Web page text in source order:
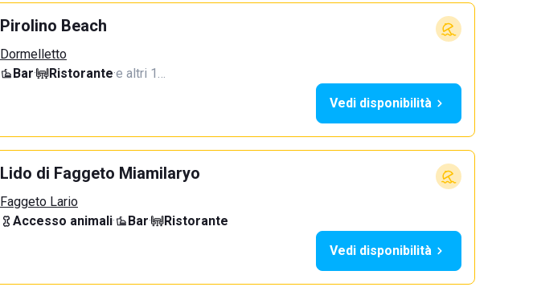
Pirolino Beach
Dormelletto
Bar· Ristorante·e altri 1…
Vedi disponibilità
Lido di Faggeto Miamilaryo
Faggeto Lario
Accesso animali· Bar·
Ristorante
Vedi disponibilità